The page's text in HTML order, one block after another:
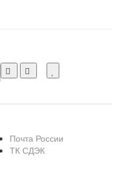
Почта России
ТК СДЭК